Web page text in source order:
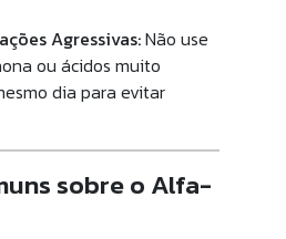
Agressivas:Não use
ou ácidos muito
dia para evitar
sobre o Alfa-